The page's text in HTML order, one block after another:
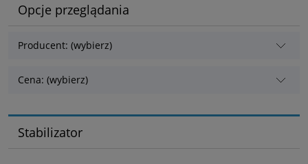
Opcje przeglądania
Producent: (wybierz)
Cena: (wybierz)
Stabilizator